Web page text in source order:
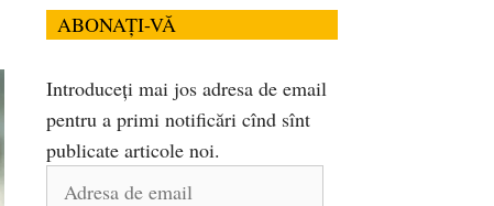
ABONAȚI-VĂ
Introduceți mai jos adresa de email
pentru a primi notificări cînd sînt
publicate articole noi.
Adresa